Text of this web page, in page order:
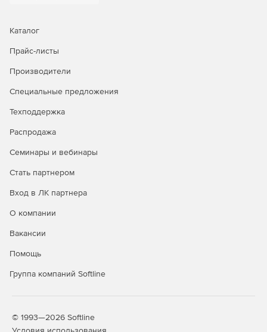
Каталог
Прайс-листы
Производители
Специальные предложения
Техподдержка
Распродажа
Семинары и вебинары
Стать партнером
Вход в ЛК партнера
О компании
Вакансии
Помощь
Группа компаний Softline
© 1993—2026 Softline